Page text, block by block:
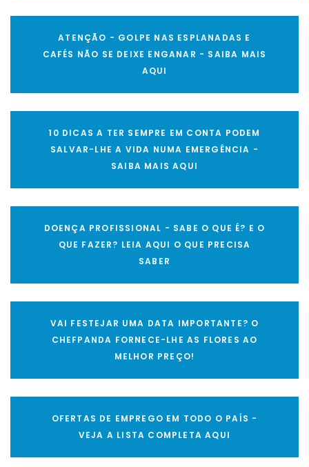
ATENÇÃO - GOLPE NAS ESPLANADAS E
CAFÉS NÃO SE DEIXE ENGANAR - SAIBA MAIS
AQUI
10 DICAS A TER SEMPRE EM CONTA PODEM
SALVAR-LHE A VIDA NUMA EMERGÊNCIA -
SAIBA MAIS AQUI
DOENÇA PROFISSIONAL - SABE O QUE É? E O
QUE FAZER? LEIA AQUI O QUE PRECISA
SABER
VAI FESTEJAR UMA DATA IMPORTANTE? O
CHEFPANDA FORNECE-LHE AS FLORES AO
MELHOR PREÇO!
OFERTAS DE EMPREGO EM TODO O PAÍS -
VEJA A LISTA COMPLETA AQUI